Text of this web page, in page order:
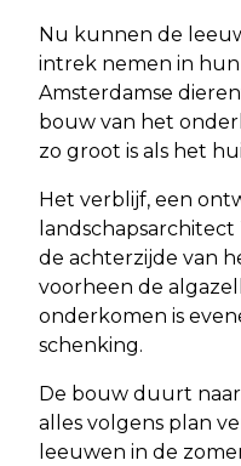
Nu kunnen de
intrek nemen in
Amsterdamse
bouw van het
zo groot is als het
Het verblijf, een
de achterzijde van
voorheen de
onderkomen is
schenking.
De bouw duurt
alles volgens plan
leeuwen in de